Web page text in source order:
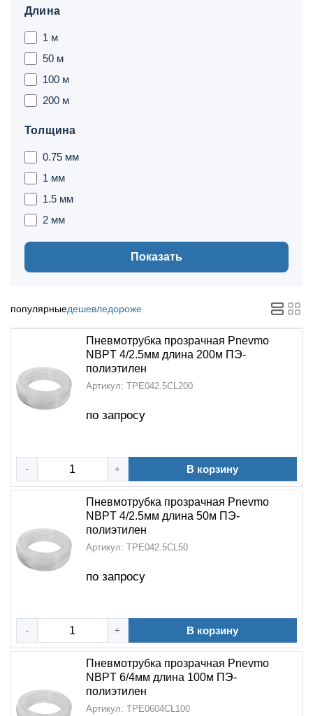
Длина
1 м
50 м
100 м
200 м
Толщина
0.75 мм
1 мм
1.5 мм
2 мм
Показать
популярныедешевледороже
Пневмотрубка прозрачная Pnevmo
NBPT 4/2.5мм длина 200м ПЭ-
полиэтилен
Артикул: TPE042.5CL200
по запросу
- + В корзину
Пневмотрубка прозрачная Pnevmo
NBPT 4/2.5мм длина 50м ПЭ-
полиэтилен
Артикул: TPE042.5CL50
по запросу
- + В корзину
Пневмотрубка прозрачная Pnevmo
NBPT 6/4мм длина 100м ПЭ-
полиэтилен
Артикул: TPE0604CL100